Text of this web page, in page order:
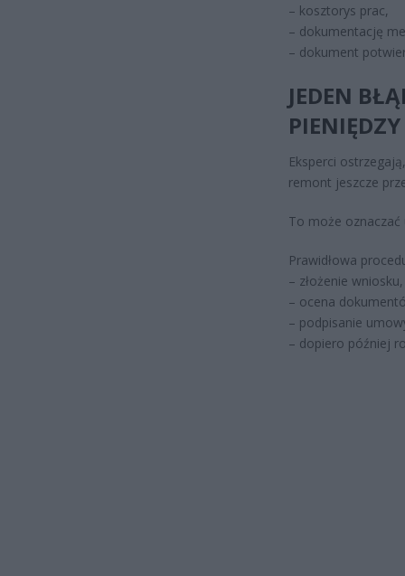
– kosztorys prac,
– dokumentację
– dokument
JEDEN
PIENIĘDZY
Eksperci
remont jeszcze
To może
Prawidłowa
– złożenie wniosku,
– ocena
– podpisanie
– dopiero później